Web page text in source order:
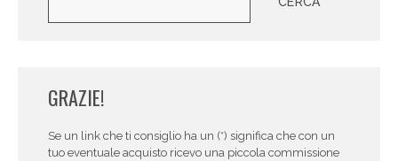
GRAZIE!
Se un link che ti consiglio ha un (*) significa che con un
tuo eventuale acquisto ricevo una piccola commissione